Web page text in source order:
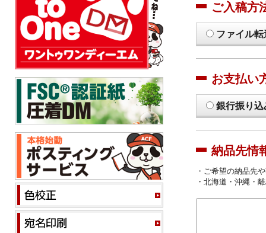
ご入稿方
ファイル
お支払い
銀行振り込
納品先情
・ご希望の納品先
・北海道・沖縄・